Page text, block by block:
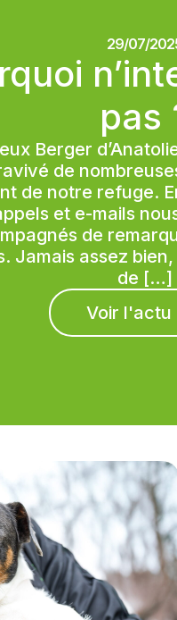
29/07/
pas
Berger
de
de notre refuge.
et e-mails
de
Jamais assez
de […]
Voir l'actu